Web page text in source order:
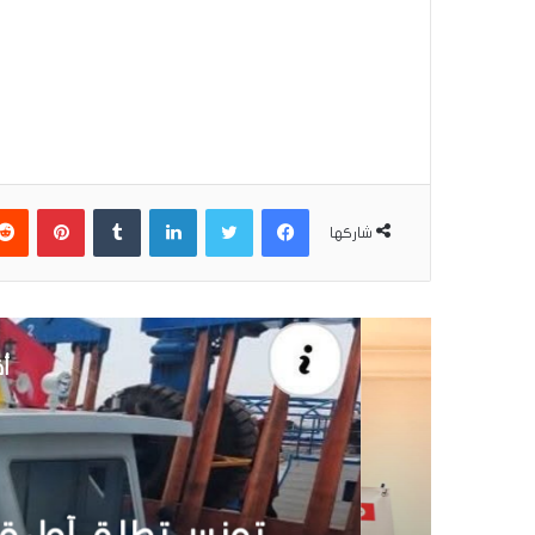
شاركها
فيسبوكتويتر لينكدإن